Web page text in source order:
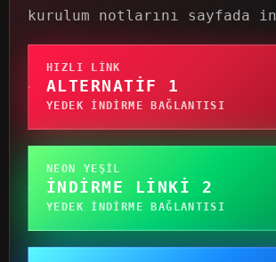
kurulum notlarını sayfada
HIZLI LINK
ALTERNATIF 1
YEDEK INDIRME BAĞLANTISI
NEON YEŞIL
İNDIRME LINKI 2
YEDEK INDIRME BAĞLANTISI